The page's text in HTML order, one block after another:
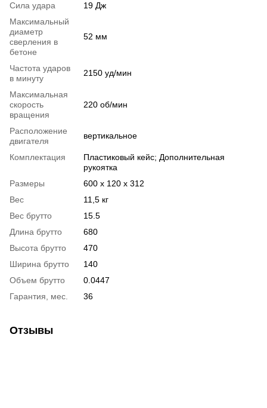
Сила удара
19 Дж
Максимальный
диаметр
сверления в
бетоне
52 мм
Частота ударов
в минуту
2150 уд/мин
Максимальная
скорость
вращения
220 об/мин
Расположение
двигателя
вертикальное
Комплектация
Пластиковый кейс; Дополнительная
рукоятка
Размеры
600 x 120 x 312
Вес
11,5 кг
Вес брутто
15.5
Длина брутто
680
Высота брутто
470
Ширина брутто
140
Объем брутто
0.0447
Гарантия, мес.
36
Отзывы